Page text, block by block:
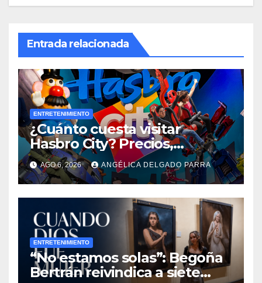
Entrada relacionada
ENTRETENIMIENTO
¿Cuánto cuesta visitar
Hasbro City? Precios,
atracciones y actividades de
Summer Fest
AGO 6, 2026 ANGÉLICA DELGADO PARRA
ENTRETENIMIENTO
“No estamos solas”: Begoña
Bertrán reivindica a siete